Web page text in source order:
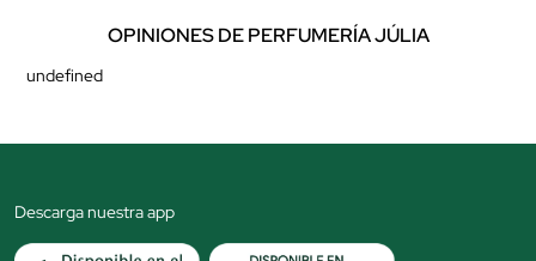
OPINIONES DE PERFUMERÍA JÚLIA
undefined
Descarga nuestra app